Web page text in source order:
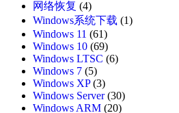
网络恢复 (4)
Windows系统下载 (1)
Windows 11 (61)
Windows 10 (69)
Windows LTSC (6)
Windows 7 (5)
Windows XP(3)
Windows Server(30)
Windows ARM (20)